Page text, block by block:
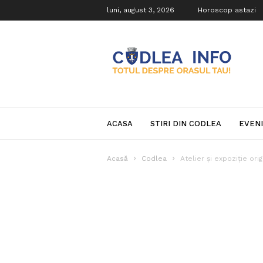
luni, august 3, 2026 Horoscop astazi
Info
ACASA STIRI DIN CODLEA
Acasă Codlea Atelier şi expoziţie